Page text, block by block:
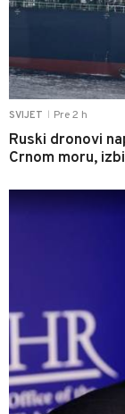
SVIJET Pre 2 h
Ruski dronovi
Crnom moru,